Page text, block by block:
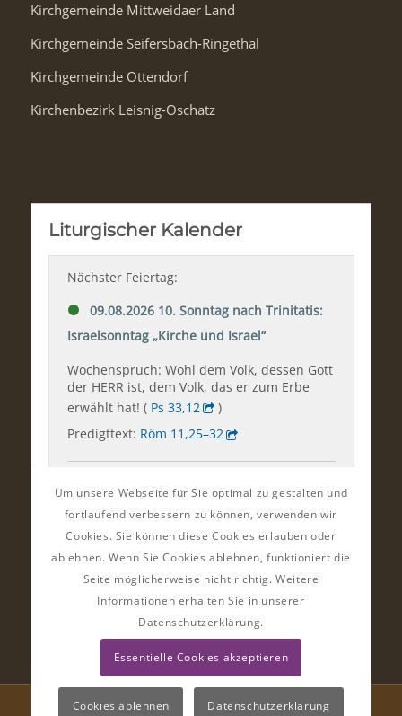
Kirchgemeinde Mittweidaer Land
Kirchgemeinde Seifersbach-Ringethal
Kirchgemeinde Ottendorf
Kirchenbezirk Leisnig-Oschatz
© Ev.-Luth. Kirchgemeinden im Striegistal | Gestaltung:Almut Bieber
Um unsere Webseite für Sie optimal zu gestalten und
fortlaufend verbessern zu können, verwenden wir
Cookies. Sie können diese Cookies erlauben oder
ablehnen. Wenn Sie Cookies ablehnen, funktioniert die
Seite möglicherweise nicht richtig. Weitere
Informationen erhalten Sie in unserer
Datenschutzerklärung.
Essentielle Cookies akzeptieren
Cookies ablehnen Datenschutzerklärung